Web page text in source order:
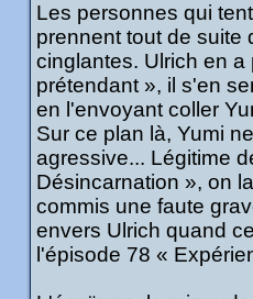
Les personnes qui
prennent tout de suite
cinglantes. Ulrich en
prétendant », il s'en
en l'envoyant coller
Sur ce plan là, Yumi
agressive... Légitime
Désincarnation », on
commis une faute
envers Ulrich quand
l'épisode 78 «